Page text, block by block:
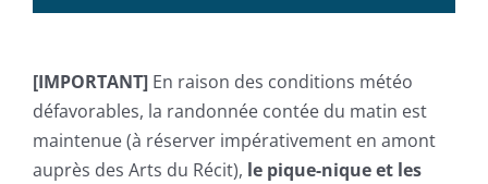
[IMPORTANT] En raison des conditions météo
défavorables, la randonnée contée du matin est
maintenue (à réserver impérativement en amont
auprès des Arts du Récit), le pique-nique et les